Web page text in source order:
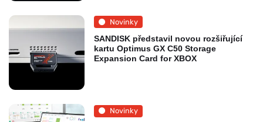
Novinky
SANDISK představil novou rozšiřující
kartu Optimus GX C50 Storage
Expansion Card for XBOX
Novinky